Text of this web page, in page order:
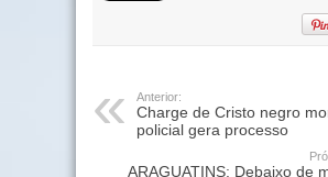
Anterior:
Charge de Cristo negro
policial gera processo
ARAGUATINS: Debaixo de